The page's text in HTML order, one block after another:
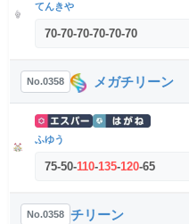
てんきや
70-70-70-70-70-70
No.0358 メガチリーン
ふゆう
75-50-110-135-120-65
No.0358 チリーン